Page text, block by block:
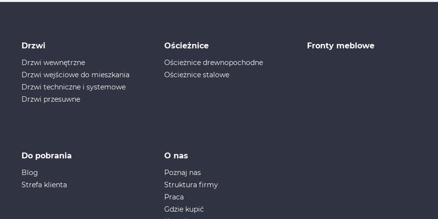
Drzwi
Drzwi wewnętrzne
Drzwi wejściowe do mieszkania
Drzwi techniczne i systemowe
Drzwi przesuwne
Ościeżnice
Ościeżnice drewnopochodne
Ościeżnice stalowe
Fronty meblowe
Do pobrania
Blog
Strefa klienta
O nas
Poznaj nas
Struktura firmy
Praca
Gdzie kupić